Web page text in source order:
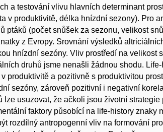
a testování vlivu hlavních determinant
v produktivitě, délka hnízdní sezony). Pro
ptáků (počet snůšek za sezonu, velikost
z Evropy. Srovnání výsledků
hnízdní sezóny. Vliv prostředí na velikost
druhů jsme nenašli žádnou shodu.
produktivitě a pozitivně s produktivitou
sezóny, zároveň pozitivní i negativní
usuzovat, že ačkoli jsou životní
faktory působící na life-history znaky
rozdílný antropogenní vliv na formování